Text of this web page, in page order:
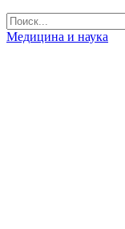
Медицина и наука